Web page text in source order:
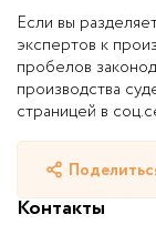
Если вы
экспертов к
пробелов
производства
страницей в
Контакты